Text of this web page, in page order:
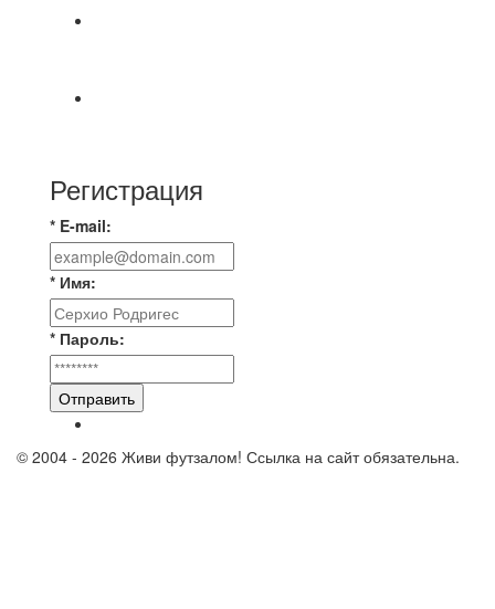
Регистрация
* E-mail:
* Имя:
* Пароль:
Отправить
© 2004 - 2026 Живи футзалом! Ссылка на сайт обязательна.